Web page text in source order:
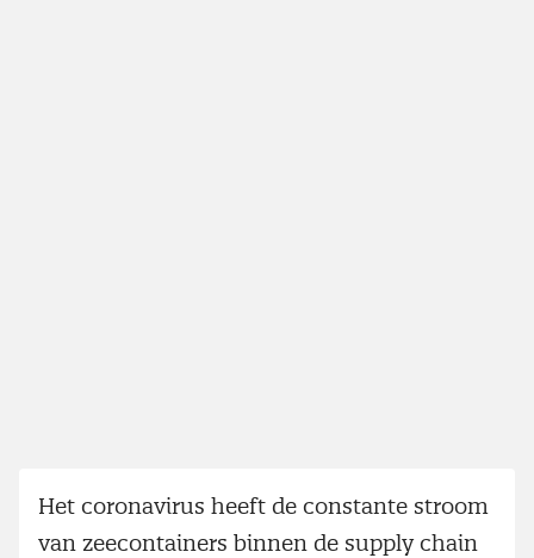
Het coronavirus heeft de constante stroom
van zeecontainers binnen de supply chain